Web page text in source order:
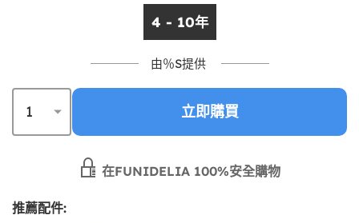
4 - 10年
由％S提供
立即購買
在FUNIDELIA 100%安全購物
推薦配件: